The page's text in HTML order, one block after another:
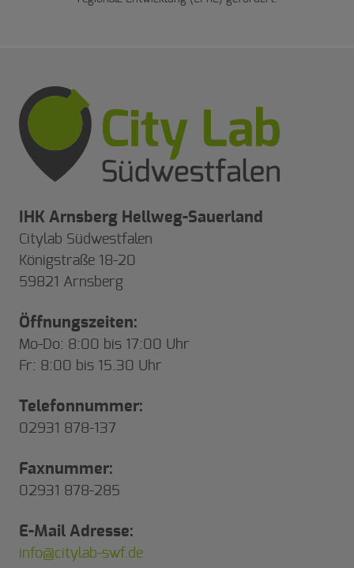
IHK Arnsberg Hellweg-Sauerland
Citylab Südwestfalen
Königstraße 18-20
59821 Arnsberg
Öffnungszeiten:
Mo-Do: 8:00 bis 17:00 Uhr
Fr: 8:00 bis 15.30 Uhr
Telefonnummer:
02931 878-137
Faxnummer:
02931 878-285
E-Mail Adresse:
info@citylab-swf.de